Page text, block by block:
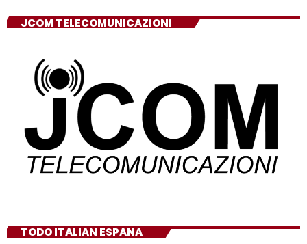
JCOM TELECOMUNICAZIONI
TODO ITALIAN ESPANA